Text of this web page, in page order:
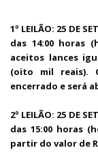
1º LEILÃO: 25 DE
das 14:00 horas
aceitos lances
(oito mil reais).
encerrado e será
2º LEILÃO: 25 DE
das 15:00 horas
partir do valor de